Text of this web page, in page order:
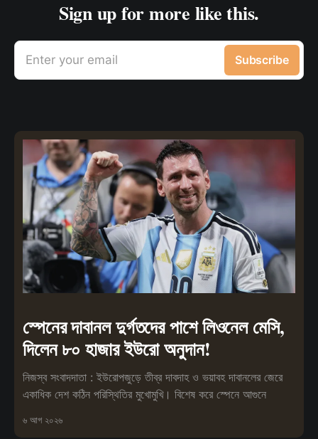
Sign up for more like this.
Enter your email Subscribe
স্পেনের দাবানল দুর্গতদের পাশে লিওনেল মেসি,
দিলেন ৮০ হাজার ইউরো অনুদান!
নিজস্ব সংবাদদাতা : ইউরোপজুড়ে তীব্র দাবদাহ ও ভয়াবহ দাবানলের জেরে
একাধিক দেশ কঠিন পরিস্থিতির মুখোমুখি। বিশেষ করে স্পেনে আগুনে
৬ আগ ২০২৬